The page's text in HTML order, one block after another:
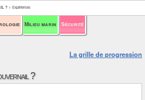
Milieu marin Sécurité
? > Expériences
La grille de progression
?